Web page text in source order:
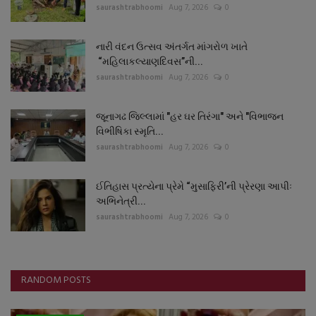
saurashtrabhoomi Aug 7, 2026 0
નારી વંદન ઉત્સવ અંતર્ગત માંગરોળ ખાતે
“મહિલાકલ્યાણદિવસ”ની...
saurashtrabhoomi Aug 7, 2026 0
જૂનાગઢ જિલ્લામાં "હર ઘર તિરંગા" અને "વિભાજન
વિભીષિકા સ્મૃતિ...
saurashtrabhoomi Aug 7, 2026 0
ઈતિહાસ પ્રત્યેના પ્રેમે “મુસાફિરી’ની પ્રેરણા આપીઃ
અભિનેત્રી...
saurashtrabhoomi Aug 7, 2026 0
RANDOM POSTS